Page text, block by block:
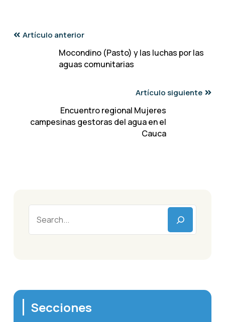
Artículo anterior
Mocondino (Pasto) y las luchas por las
aguas comunitarias
Artículo siguiente
Encuentro regional Mujeres
campesinas gestoras del agua en el
Cauca
Secciones